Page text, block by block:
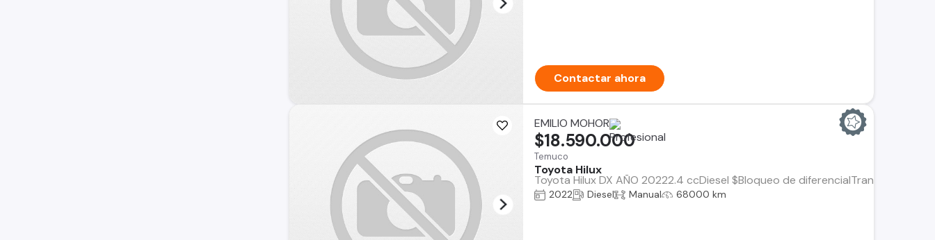
Contactar ahora
EMILIO MOHOR
Temuco
Toyota Hilux
Toyota Hilux DX AÑO 20222.4 ccDiesel $Bloqueo de diferencialTransmisión
$18.590.000
2022 Diesel Manual 68000 km